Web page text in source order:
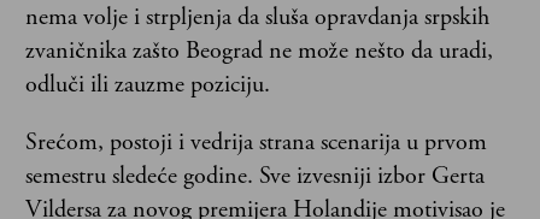
nema volje i strpljenja da sluša opravdanja srpskih
zvaničnika zašto Beograd ne može nešto da uradi,
odluči ili zauzme poziciju.
Srećom, postoji i vedrija strana scenarija u prvom
semestru sledeće godine. Sve izvesniji izbor Gerta
Vildersa za novog premijera Holandije motivisao je